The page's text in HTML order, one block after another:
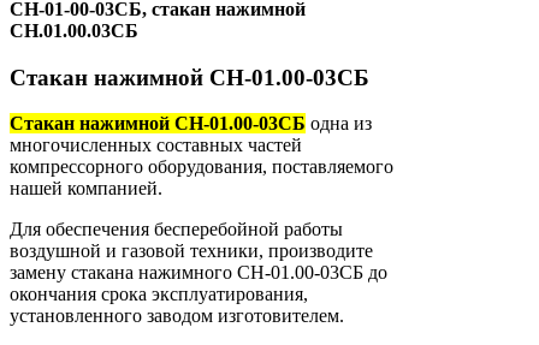
СН-01-00-03СБ, стакан нажимной
СН.01.00.03СБ
Стакан нажимной СН-01.00-03СБ
Стакан нажимной СН-01.00-03СБ одна из
многочисленных составных частей
компрессорного оборудования, поставляемого
нашей компанией.
Для обеспечения бесперебойной работы
воздушной и газовой техники, производите
замену стакана нажимного СН-01.00-03СБ до
окончания срока эксплуатирования,
установленного заводом изготовителем.